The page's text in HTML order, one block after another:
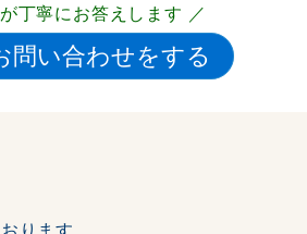
丁寧にお答えします ／